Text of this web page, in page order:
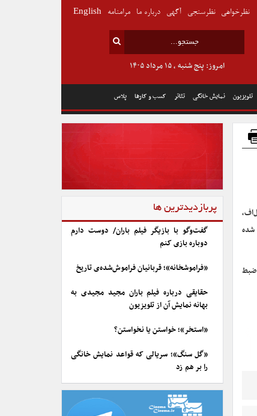
تلویزیون نمایش خانگی تئاتر کسب و کارها پلاس
امروز: پنج شنبه , ۱۵ مرداد ۱۴۰۵
نظرخواهی نظرسنجی آگهی درباره ما مرامنامه English
رسول‌اف،
شده
و ضبط
پربازدیدترین ها
گفت‌وگو با بازیگر فیلم باران/ دوست دارم
دوباره بازی کنم
«فراموشخانه»؛ قربانیان فراموش‌شده‌ی تاریخ
حقایقی درباره فیلم باران مجید مجیدی به
بهانه نمایش آن از تلویزیون
«استخر»؛ خواستن یا نخواستن؟
«گل سنگ»؛ سریالی که قواعد نمایش خانگی
را بر هم زد